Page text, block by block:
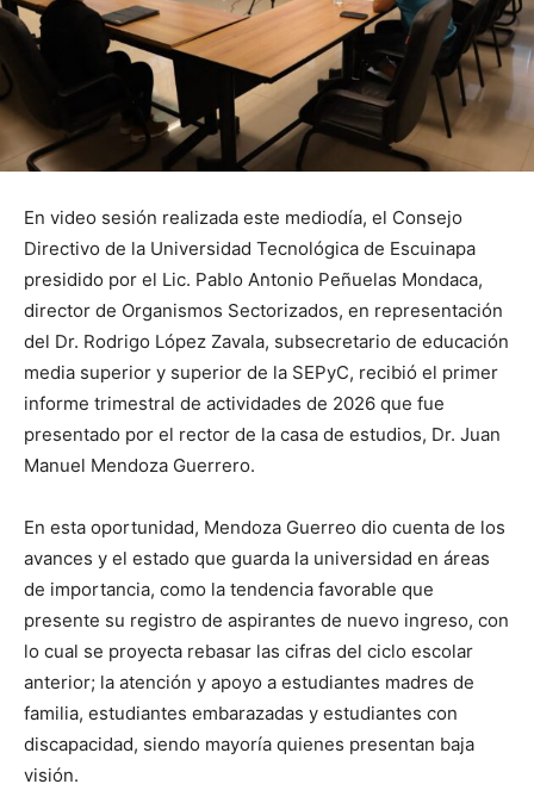
En video sesión realizada este mediodía, el Consejo
Directivo de la Universidad Tecnológica de Escuinapa
presidido por el Lic. Pablo Antonio Peñuelas Mondaca,
director de Organismos Sectorizados, en representación
del Dr. Rodrigo López Zavala, subsecretario de educación
media superior y superior de la SEPyC, recibió el primer
informe trimestral de actividades de 2026 que fue
presentado por el rector de la casa de estudios, Dr. Juan
Manuel Mendoza Guerrero.
En esta oportunidad, Mendoza Guerreo dio cuenta de los
avances y el estado que guarda la universidad en áreas
de importancia, como la tendencia favorable que
presente su registro de aspirantes de nuevo ingreso, con
lo cual se proyecta rebasar las cifras del ciclo escolar
anterior; la atención y apoyo a estudiantes madres de
familia, estudiantes embarazadas y estudiantes con
discapacidad, siendo mayoría quienes presentan baja
visión.